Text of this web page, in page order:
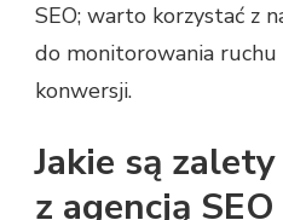
SEO; warto korzystać z
do monitorowania ruchu
konwersji.
Jakie są
z agencją